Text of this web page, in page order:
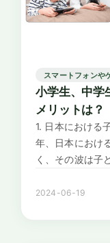
スマートフォンや
小学生、中学
メリットは？
1. 日本における
年、日本におけ
く、その波は子
2024-06-19